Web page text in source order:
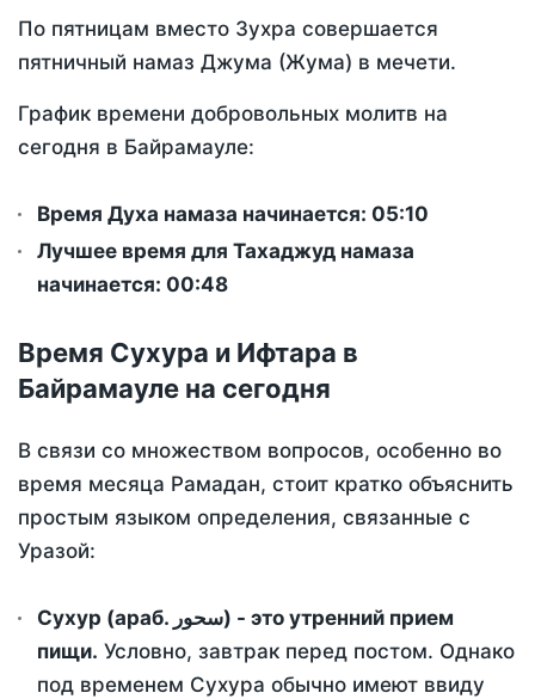
По пятницам вместо Зухра совершается
пятничный намаз Джума (Жума) в мечети.
График времени добровольных молитв на
сегодня в Байрамауле:
Время Духа намаза начинается: 05:10
Лучшее время для Тахаджуд намаза
начинается: 00:48
Время Сухура и Ифтара в
Байрамауле на сегодня
В связи со множеством вопросов, особенно во
время месяца Рамадан, стоит кратко объяснить
простым языком определения, связанные с
Уразой:
Сухур (араб. سحور) - это утренний прием
пищи. Условно, завтрак перед постом. Однако
под временем Сухура обычно имеют ввиду